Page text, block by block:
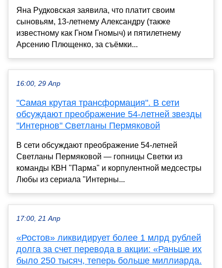
Яна Рудковская заявила, что платит своим
сыновьям, 13-летнему Александру (также
известному как Гном Гномыч) и пятилетнему
Арсению Плющенко, за съёмки...
16:00, 29 Апр
"Самая крутая трансформация". В сети
обсуждают преображение 54-летней звезды
"Интернов" Светланы Пермяковой
В сети обсуждают преображение 54-летней
Светланы Пермяковой — гопницы Светки из
команды КВН "Парма" и корпулентной медсестры
Любы из сериала "Интерны...
17:00, 21 Апр
«Ростов» ликвидирует более 1 млрд рублей
долга за счет перевода в акции: «Раньше их
было 250 тысяч, теперь больше миллиарда.